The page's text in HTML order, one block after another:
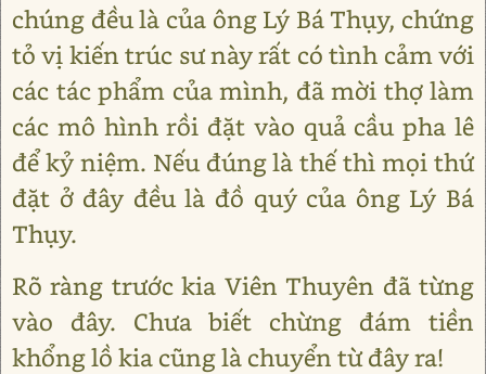
chúng đều là của ông Lý Bá Thụy, chứng
tỏ vị kiến trúc sư này rất có tình cảm với
các tác phẩm của mình, đã mời thợ làm
các mô hình rồi đặt vào quả cầu pha lê
để kỷ niệm. Nếu đúng là thế thì mọi thứ
đặt ở đây đều là đồ quý của ông Lý Bá
Thụy.
Rõ ràng trước kia Viên Thuyên đã từng
vào đây. Chưa biết chừng đám tiền
khổng lồ kia cũng là chuyển từ đây ra!